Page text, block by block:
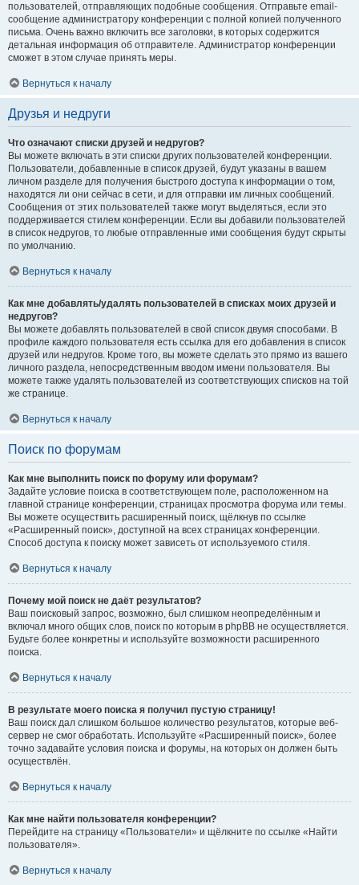
пользователей, отправляющих подобные сообщения. Отправьте email-
сообщение администратору конференции с полной копией полученного
письма. Очень важно включить все заголовки, в которых содержится
детальная информация об отправителе. Администратор конференции
сможет в этом случае принять меры.
Вернуться к началу
Друзья и недруги
Что означают списки друзей и недругов?
Вы можете включать в эти списки других пользователей конференции.
Пользователи, добавленные в список друзей, будут указаны в вашем
личном разделе для получения быстрого доступа к информации о том,
находятся ли они сейчас в сети, и для отправки им личных сообщений.
Сообщения от этих пользователей также могут выделяться, если это
поддерживается стилем конференции. Если вы добавили пользователей
в список недругов, то любые отправленные ими сообщения будут скрыты
по умолчанию.
Вернуться к началу
Как мне добавлять/удалять пользователей в списках моих друзей и
недругов?
Вы можете добавлять пользователей в свой список двумя способами. В
профиле каждого пользователя есть ссылка для его добавления в список
друзей или недругов. Кроме того, вы можете сделать это прямо из вашего
личного раздела, непосредственным вводом имени пользователя. Вы
можете также удалять пользователей из соответствующих списков на той
же странице.
Вернуться к началу
Поиск по форумам
Как мне выполнить поиск по форуму или форумам?
Задайте условие поиска в соответствующем поле, расположенном на
главной странице конференции, страницах просмотра форума или темы.
Вы можете осуществить расширенный поиск, щёлкнув по ссылке
«Расширенный поиск», доступной на всех страницах конференции.
Способ доступа к поиску может зависеть от используемого стиля.
Вернуться к началу
Почему мой поиск не даёт результатов?
Ваш поисковый запрос, возможно, был слишком неопределённым и
включал много общих слов, поиск по которым в phpBB не осуществляется.
Будьте более конкретны и используйте возможности расширенного
поиска.
Вернуться к началу
В результате моего поиска я получил пустую страницу!
Ваш поиск дал слишком большое количество результатов, которые веб-
сервер не смог обработать. Используйте «Расширенный поиск», более
точно задавайте условия поиска и форумы, на которых он должен быть
осуществлён.
Вернуться к началу
Как мне найти пользователя конференции?
Перейдите на страницу «Пользователи» и щёлкните по ссылке «Найти
пользователя».
Вернуться к началу